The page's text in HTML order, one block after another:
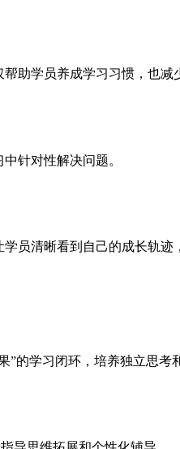
助学员养成学习习惯，也减
针对性解决问题。
员清晰看到自己的成长轨迹
的学习闭环，培养独立思考